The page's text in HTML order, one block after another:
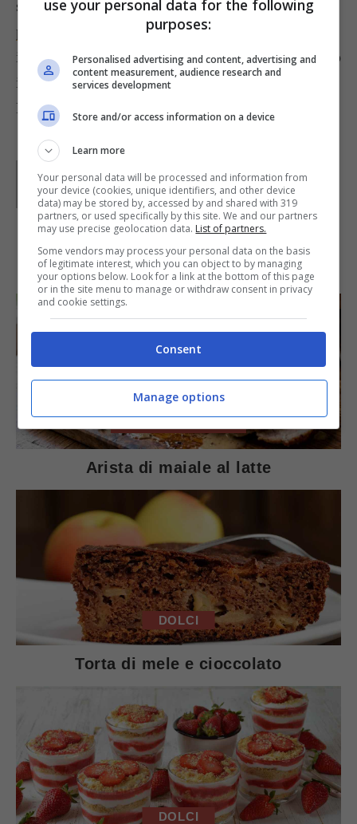
sminuzzati per un minuto. Spolverizzateli con
prezzemolo tritato e della bottarga
impiattate aggiungendo in ogni piatto uno scampo
intero.
Foto da: farm3.static.flickr.com/2559
Paoletta è stata collaboratrice di Buttalapasta dal 2008
al 2011, spaziando tra tutte le tipologie di ricette, dai
primi ai contorni, dai secondi ai dolci.
IN PRIMO PIANO
Arista di maiale al latte
DOLCI
Torta di mele e cioccolato
DOLCI
use your personal data for the following
purposes:
Personalised advertising and content, advertising and
content measurement, audience research and
services development
Store and/or access information on a device
Learn more
Your personal data will be processed and information from
your device (cookies, unique identifiers, and other device
data) may be stored by, accessed by and shared with 319
partners, or used specifically by this site. We and our partners
may use precise geolocation data. List of partners.
Some vendors may process your personal data on the basis
of legitimate interest, which you can object to by managing
your options below. Look for a link at the bottom of this page
or in the site menu to manage or withdraw consent in privacy
and cookie settings.
Consent
Manage options